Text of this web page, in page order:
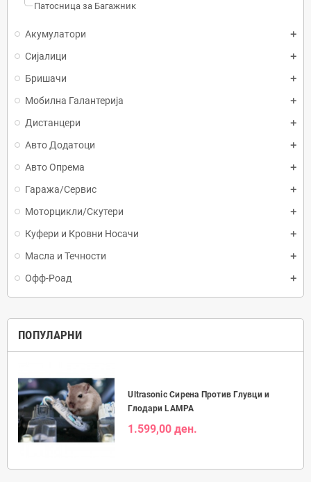
Патосница за Багажник
Акумулатори
Сијалици
Бришачи
Мобилна Галантерија
Дистанцери
Авто Додатоци
Авто Опрема
Гаража/Сервис
Моторцикли/Скутери
Куфери и Кровни Носачи
Масла и Течности
Офф-Роад
ПОПУЛАРНИ
Ultrasonic Сирена Против Глувци и
Глодари LAMPA
1.599,00 ден.